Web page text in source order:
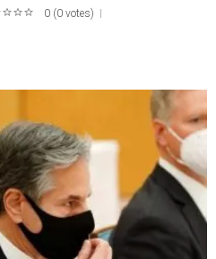
0 (0 votes)